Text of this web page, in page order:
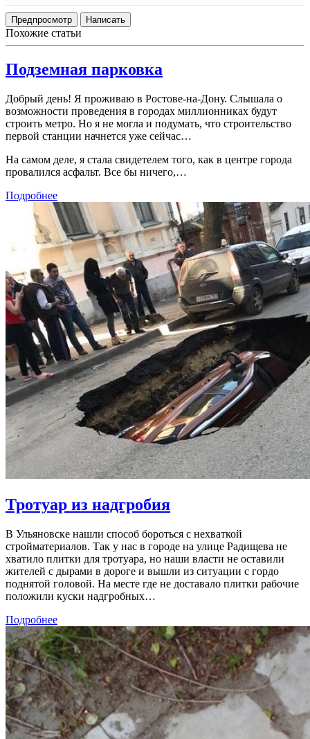
Похожие статьи
Подземная парковка
Добрый день! Я проживаю в Ростове-на-Дону. Слышала о
возможности проведения в городах миллионниках будут
строить метро. Но я не могла и подумать, что строительство
первой станции начнется уже сейчас…
На самом деле, я стала свидетелем того, как в центре города
провалился асфальт. Все бы ничего,…
Подробнее
Тротуар из надгробия
В Ульяновске нашли способ бороться с нехваткой
стройматериалов. Так у нас в городе на улице Радищева не
хватило плитки для тротуара, но наши власти не оставили
жителей с дырами в дороге и вышли из ситуации с гордо
поднятой головой. На месте где не доставало плитки рабочие
положили куски надгробных…
Подробнее